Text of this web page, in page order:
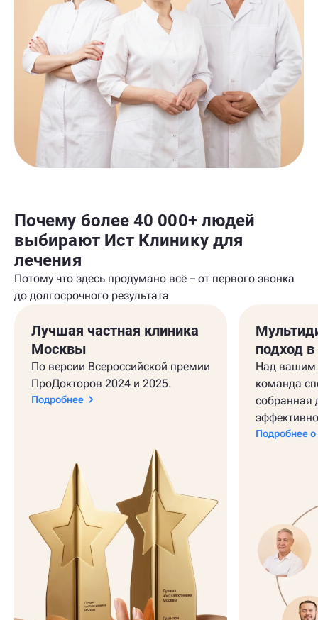
Почему более 40 000+ людей
выбирают Ист Клинику для
лечения
Потому что здесь продумано всё – от первого звонка
до долгосрочного результата
Лучшая частная клиника
Москвы
По версии Всероссийской премии
ПроДокторов 2024 и 2025.
Подробнее
подход
Над вашим
команда
собранная
Подробнее о